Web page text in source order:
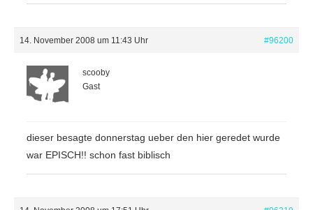
14. November 2008 um 11:43 Uhr #96200
scooby
Gast
dieser besagte donnerstag ueber den hier geredet wurde
war EPISCH!! schon fast biblisch